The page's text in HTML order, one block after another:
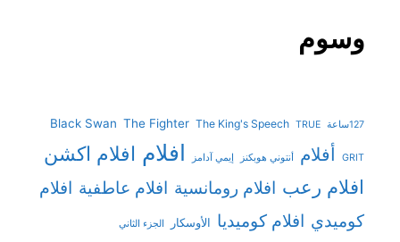
وسوم
127ساعة Black Swan The Fighter The King's Speech TRUE
GRIT أفلام أنتوني هوبكنز إيمي آدامز افلام افلام اكشن
افلام رعب افلام رومانسية افلام عاطفية افلام
كوميدي افلام كوميديا الأوسكار الجزء الثاني